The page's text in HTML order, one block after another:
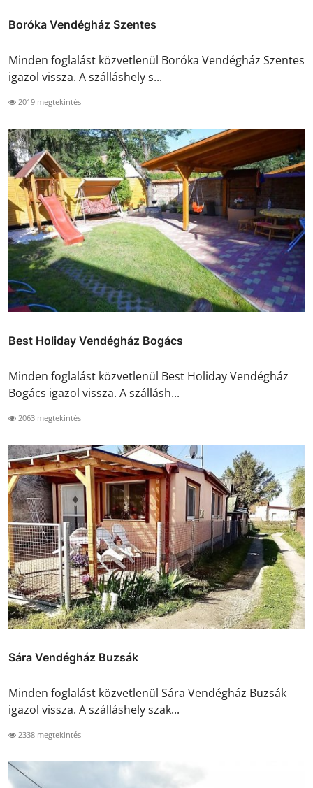
Boróka Vendégház Szentes
Minden foglalást közvetlenül Boróka Vendégház Szentes
igazol vissza. A szálláshely s...
2019 megtekintés
Best Holiday Vendégház Bogács
Minden foglalást közvetlenül Best Holiday Vendégház
Bogács igazol vissza. A szállásh...
2063 megtekintés
Sára Vendégház Buzsák
Minden foglalást közvetlenül Sára Vendégház Buzsák
igazol vissza. A szálláshely szak...
2338 megtekintés